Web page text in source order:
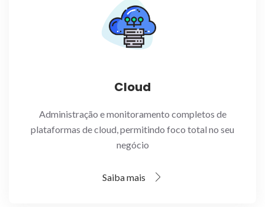
Cloud
Administração e monitoramento completos de
plataformas de cloud, permitindo foco total no seu
negócio
Saiba mais